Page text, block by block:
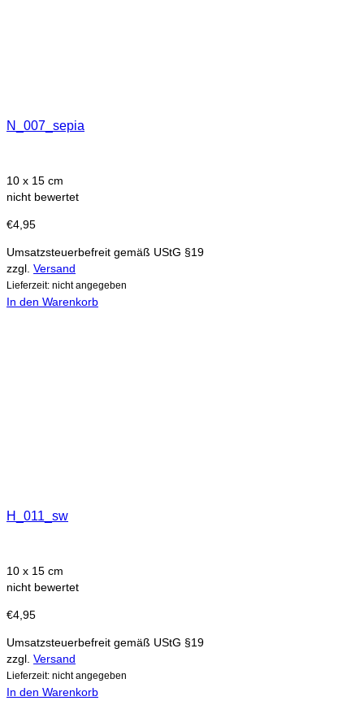
N_007_sepia
10 x 15 cm
nicht bewertet
€4,95
Umsatzsteuerbefreit gemäß UStG §19
zzgl. Versand
Lieferzeit: nicht angegeben
In den Warenkorb
H_011_sw
10 x 15 cm
nicht bewertet
€4,95
Umsatzsteuerbefreit gemäß UStG §19
zzgl. Versand
Lieferzeit: nicht angegeben
In den Warenkorb